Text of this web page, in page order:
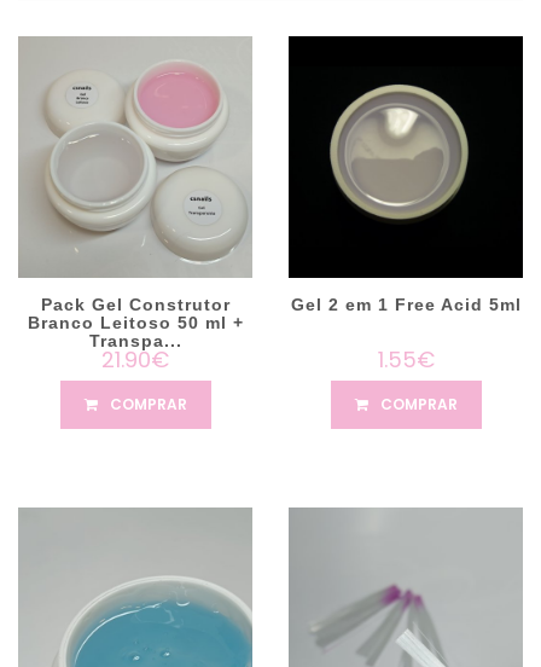
Pack Gel Construtor
Branco Leitoso 50 ml +
Transpa...
21.90€
COMPRAR
Gel 2 em 1 Free Acid 5ml
1.55€
COMPRAR